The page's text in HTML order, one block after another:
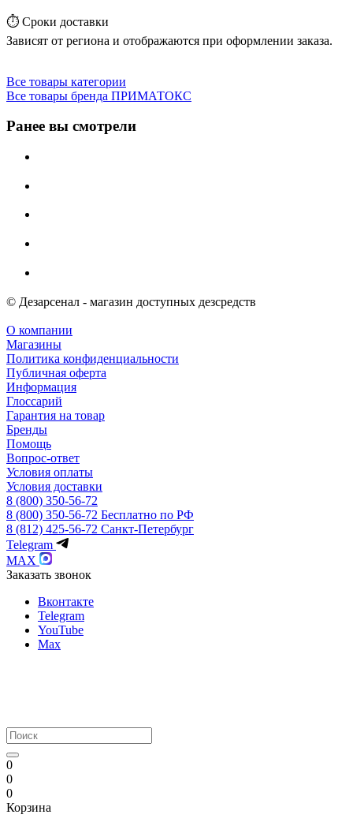
⏱️ Сроки доставки
Зависят от региона и отображаются при оформлении заказа.
Все товары категории
Все товары бренда ПРИМАТОКС
Ранее вы смотрели
© Дезарсенал - магазин доступных дезсредств
О компании
Магазины
Политика конфиденциальности
Публичная оферта
Информация
Глоссарий
Гарантия на товар
Бренды
Помощь
Вопрос-ответ
Условия оплаты
Условия доставки
8 (800) 350-56-72
8 (800) 350-56-72 Бесплатно по РФ
8 (812) 425-56-72 Санкт-Петербург
Telegram
MAX
Заказать звонок
Вконтакте
Telegram
YouTube
Max
0
0
0
Корзина